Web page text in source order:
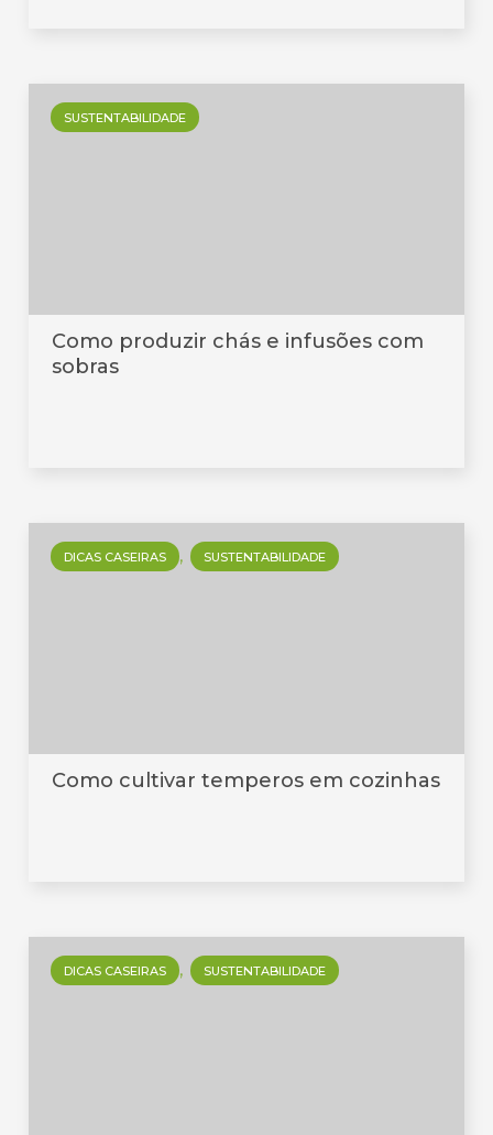
SUSTENTABILIDADE
Como produzir chás e infusões com
sobras
DICAS CASEIRAS SUSTENTABILIDADE
Como cultivar temperos em cozinhas
DICAS CASEIRAS SUSTENTABILIDADE